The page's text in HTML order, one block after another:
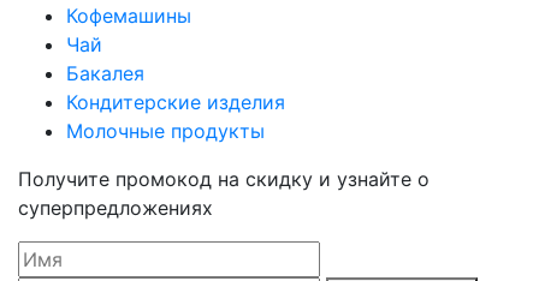
Кофемашины
Чай
Бакалея
Кондитерские изделия
Молочные продукты
Получите промокод на скидку и узнайте о
суперпредложениях